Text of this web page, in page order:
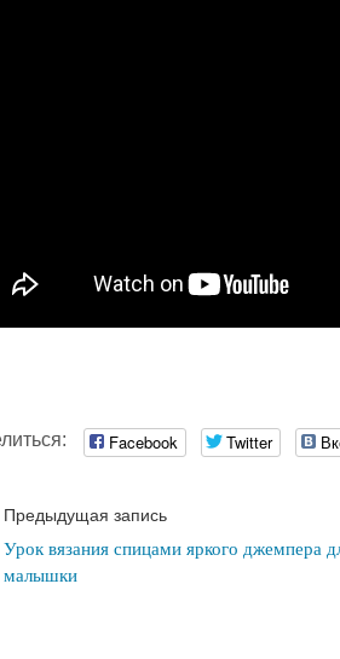
Facebook Twitter
Предыдущая запись
Урок вязания спицами яркого джемпера
малышки